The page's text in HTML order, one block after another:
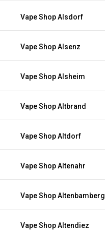
Vape Shop Alsdorf
Vape Shop Alsenz
Vape Shop Alsheim
Vape Shop Altbrand
Vape Shop Altdorf
Vape Shop Altenahr
Vape Shop Altenbamberg
Vape Shop Altendiez